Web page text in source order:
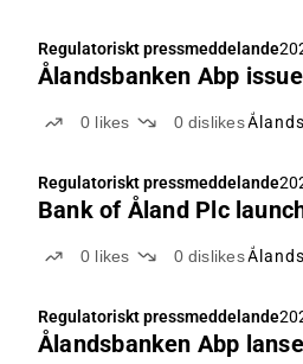
Regulatoriskt pressmeddelande
Ålandsbanken Abp
0 likes 0 dislikes
Regulatoriskt pressmeddelande
Bank of Åland Plc
0 likes 0 dislikes
Regulatoriskt pressmeddelande
Ålandsbanken Abp